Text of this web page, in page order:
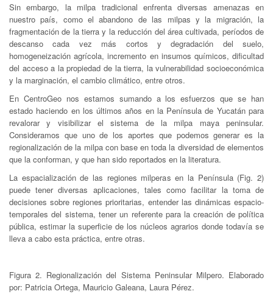
Sin embargo, la milpa tradicional enfrenta diversas amenazas en
nuestro país, como el abandono de las milpas y la migración, la
fragmentación de la tierra y la reducción del área cultivada, períodos de
descanso cada vez más cortos y degradación del suelo,
homogeneización agrícola, incremento en insumos químicos, dificultad
del acceso a la propiedad de la tierra, la vulnerabilidad socioeconómica
y la marginación, el cambio climático, entre otros.
En CentroGeo nos estamos sumando a los esfuerzos que se han
estado haciendo en los últimos años en la Península de Yucatán para
revalorar y visibilizar el sistema de la milpa maya peninsular.
Consideramos que uno de los aportes que podemos generar es la
regionalización de la milpa con base en toda la diversidad de elementos
que la conforman, y que han sido reportados en la literatura.
La espacialización de las regiones milperas en la Península (Fig. 2)
puede tener diversas aplicaciones, tales como facilitar la toma de
decisiones sobre regiones prioritarias, entender las dinámicas espacio-
temporales del sistema, tener un referente para la creación de política
pública, estimar la superficie de los núcleos agrarios donde todavía se
lleva a cabo esta práctica, entre otras.
Figura 2. Regionalización del Sistema Peninsular Milpero. Elaborado
por: Patricia Ortega, Mauricio Galeana, Laura Pérez.